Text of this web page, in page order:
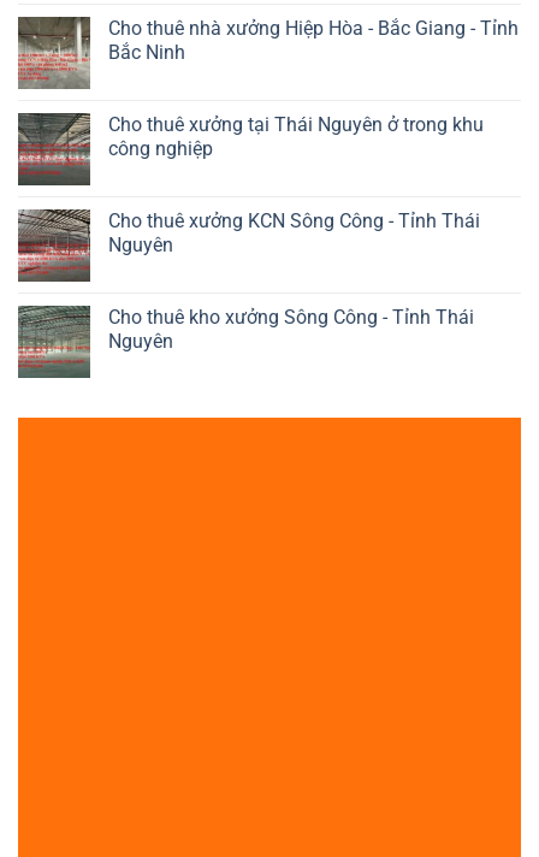
Cho thuê nhà xưởng Hiệp Hòa - Bắc Giang - Tỉnh
Bắc Ninh
Cho thuê xưởng tại Thái Nguyên ở trong khu
công nghiệp
Cho thuê xưởng KCN Sông Công - Tỉnh Thái
Nguyên
Cho thuê kho xưởng Sông Công - Tỉnh Thái
Nguyên